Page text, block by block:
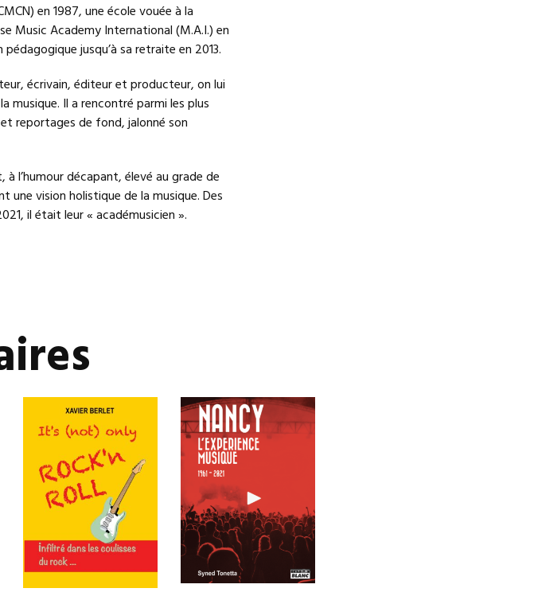
en 1987, une école vouée à la
Music Academy International (M.A.I.) en
jusqu’à sa retraite en 2013.
écrivain, éditeur et producteur, on lui
musique. Il a rencontré parmi les plus
reportages de fond, jalonné son
l’humour décapant, élevé au grade de
vision holistique de la musique. Des
il était leur « académusicien ».